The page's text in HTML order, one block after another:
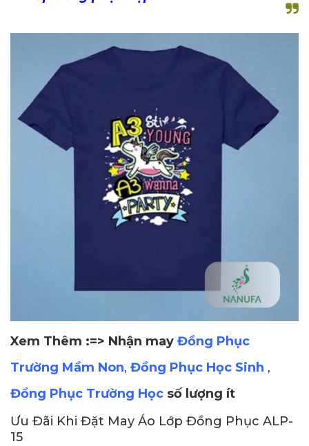
Xem Thêm :=> Nhận may Đồng Phục
Trường Mầm Non, Đồng Phục Học Sinh ,
Đồng Phục Trường Học số lượng ít
Ưu Đãi Khi Đặt May Áo Lớp Đồng Phục ALP-
15